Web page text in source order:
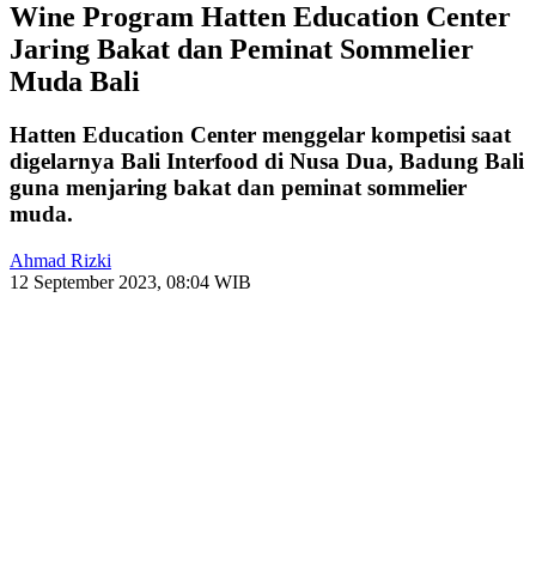
Wine Program Hatten Education Center
Jaring Bakat dan Peminat Sommelier
Muda Bali
Hatten Education Center menggelar kompetisi saat
digelarnya Bali Interfood di Nusa Dua, Badung Bali
guna menjaring bakat dan peminat sommelier
muda.
Ahmad Rizki
12 September 2023, 08:04 WIB